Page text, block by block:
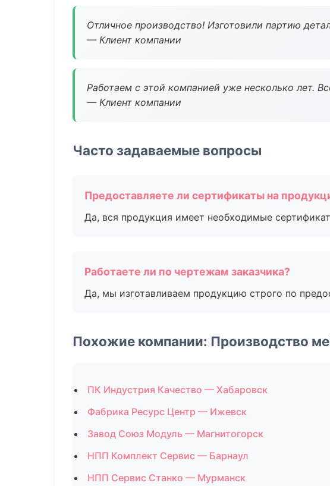
Отличное производство! Изготовили партию
— Клиент компании
Работаем с этой компанией уже несколько лет.
— Клиент компании
Часто задаваемые вопросы
Предоставляете ли сертификаты на
Да, вся продукция имеет необходимые
Работаете ли по чертежам заказчика?
Да, мы изготавливаем продукцию строго по
Похожие компании: Производство
ПК Индустрия Качество — Хабаровск
Фабрика Ресурс Центр — Ижевск
Завод Союз Модуль — Магнитогорск
НПП Комплект Сервис — Барнаул
НПП Сервис Станко — Мурманск